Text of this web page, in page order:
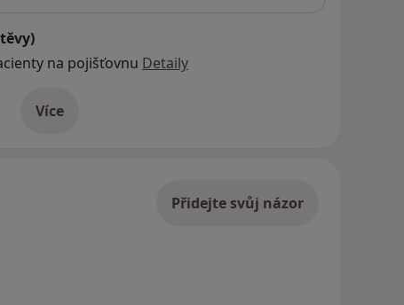
na pojišťovnu Detaily
Víceo adrese
Přidejte svůj názor